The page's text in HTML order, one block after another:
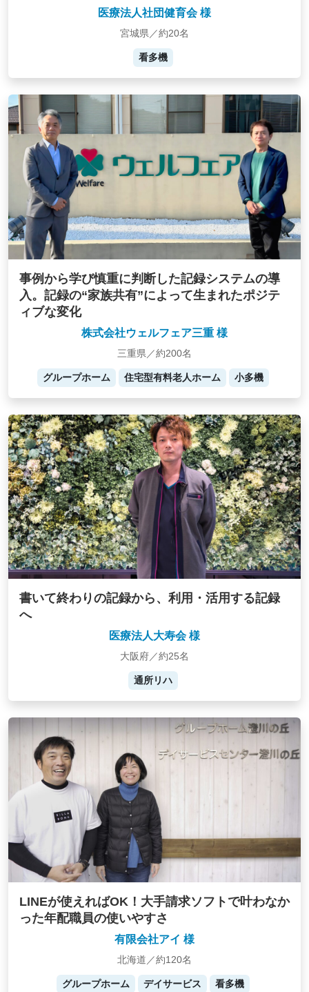
医療法人社団健育会 様
宮城県／約20名
看多機
事例から学び慎重に判断した記録システムの導
入。記録の“家族共有”によって生まれたポジテ
ィブな変化
株式会社ウェルフェア三重 様
三重県／約200名
グループホーム 住宅型有料老人ホーム 小多機
書いて終わりの記録から、利用・活用する記録
へ
医療法人大寿会 様
大阪府／約25名
通所リハ
LINEが使えればOK！大手請求ソフトで叶わなか
った年配職員の使いやすさ
有限会社アイ 様
北海道／約120名
グループホーム デイサービス 看多機